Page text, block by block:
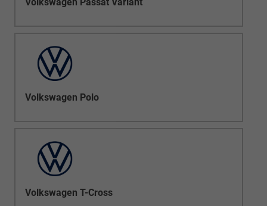
Volkswagen Polo
Volkswagen T-Cross